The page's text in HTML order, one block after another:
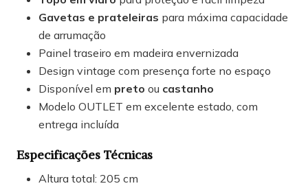
Gavetas e prateleiras para máxima capacidade
de arrumação
Painel traseiro em madeira envernizada
Design vintage com presença forte no espaço
Disponível em preto ou castanho
Modelo OUTLET em excelente estado, com
entrega incluída
Especificações Técnicas
Altura total: 205 cm